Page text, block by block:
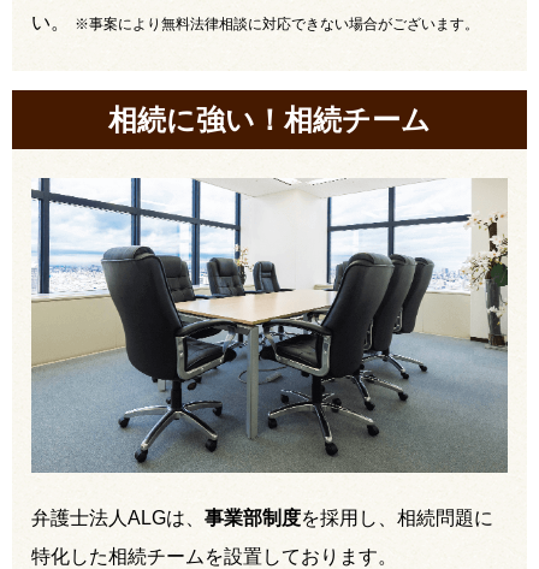
い。
※事案により無料法律相談に対応できない場合がございます。
相続に強い！相続チーム
弁護士法人ALGは、 事業部制度を採用し、相続問題に
特化した相続チームを設置しております。